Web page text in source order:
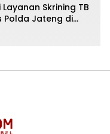
Skrining TB
Polda Jateng di
Poo Kong